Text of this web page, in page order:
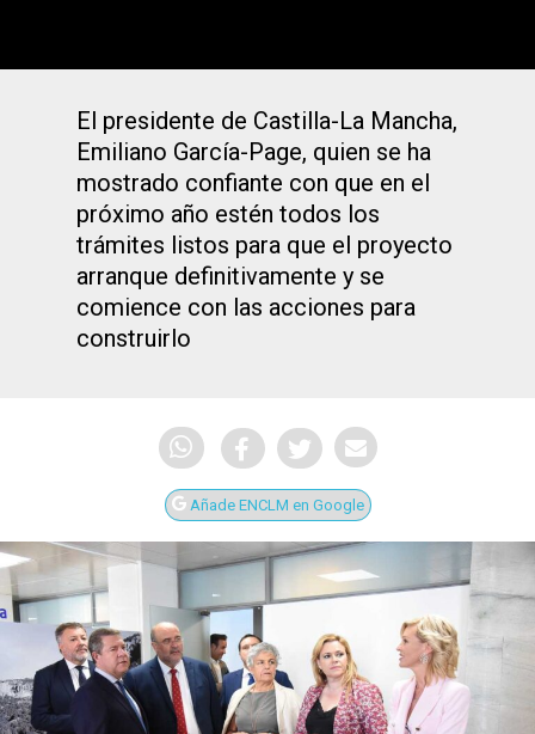
El presidente de Castilla-La Mancha,
Emiliano García-Page, quien se ha
mostrado confiante con que en el
próximo año estén todos los
trámites listos para que el proyecto
arranque definitivamente y se
comience con las acciones para
construirlo
Añade ENCLM en Google